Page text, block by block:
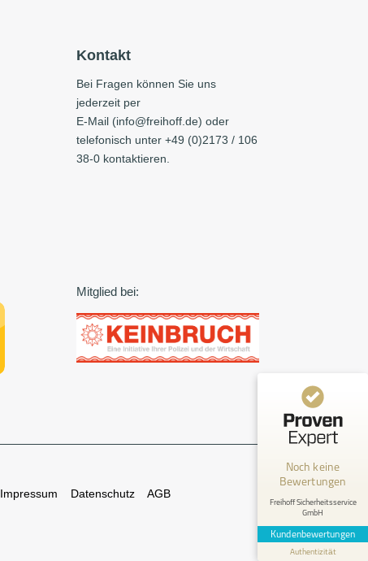
Kontakt
Bei Fragen können Sie uns
jederzeit per
E-Mail (info@freihoff.de) oder
telefonisch unter +49 (0)2173 / 106
38-0 kontaktieren.
Mitglied bei:
Impressum Datenschutz AGB
Noch keine
Bewertungen
Freihoff Sicherheitsservice
GmbH
Kundenbewertungen
Authentizität
Kundenbewertungen und Erfahrungen zu
Freihoff Sicherheitsservice GmbH
1.1.1970